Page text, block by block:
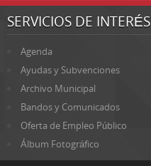
SERVICIOS DE INTERÉS
Agenda
Ayudas y Subvenciones
Archivo Municipal
Bandos y Comunicados
Oferta de Empleo Público
Álbum Fotográfico